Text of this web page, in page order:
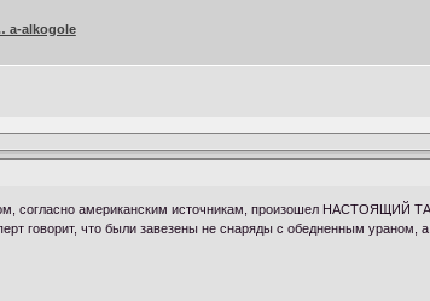
a-alkogole
согласно американским источникам, произошел
говорит, что были завезены не снаряды с обедненным ураном,